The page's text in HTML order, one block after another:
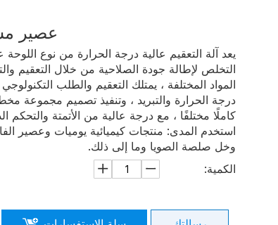
عصير
يعد آلة التعقيم عالية درجة الحرارة من نوع
التخلص لإطالة جودة الصلاحية من خلال التعقيم
المواد المختلفة ، يمتلك التعقيم والطلب
درجة الحرارة والتبريد ، وتنفيذ تصميم مجموعة
كاملًا مختلفًا ، مع درجة عالية من الأتمتة والتحكم
استخدم المدى: منتجات كيميائية يوميات وعصير
وخل صلصة الصويا وما إلى ذلك.
الكمية: